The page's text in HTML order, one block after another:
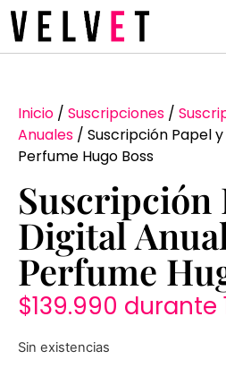
Inicio / Suscripciones /
Anuales / Suscripción Papel
Perfume Hugo Boss
Suscripción
Digital
Perfume
$139.990 durante
Sin existencias